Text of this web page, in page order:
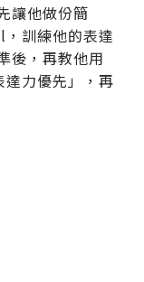
讓他做份簡
訓練他的表達
後，再教他用
力優先」，再